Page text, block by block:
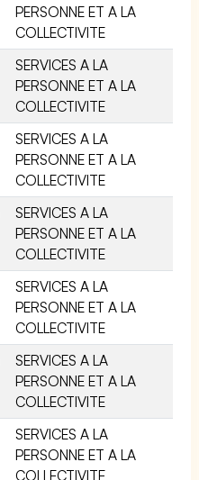
PERSONNE ET A LA
COLLECTIVITE
SERVICES A LA
PERSONNE ET A LA
COLLECTIVITE
SERVICES A LA
PERSONNE ET A LA
COLLECTIVITE
SERVICES A LA
PERSONNE ET A LA
COLLECTIVITE
SERVICES A LA
PERSONNE ET A LA
COLLECTIVITE
SERVICES A LA
PERSONNE ET A LA
COLLECTIVITE
SERVICES A LA
PERSONNE ET A LA
COLLECTIVITE